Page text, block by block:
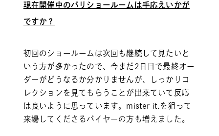
現在開催中のパリショールームは手応えいかが
ですか？
初回のショールームは次回も継続して見たいと
いう方が多かったので、今まだ2日目で最終オー
ダーがどうなるか分かりませんが、しっかりコ
レクションを見てもらうことが出来ていて反応
は良いように思っています。mister it.を狙って
来場してくださるバイヤーの方も増えました。